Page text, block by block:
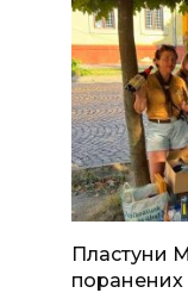
Пластуни
поранених